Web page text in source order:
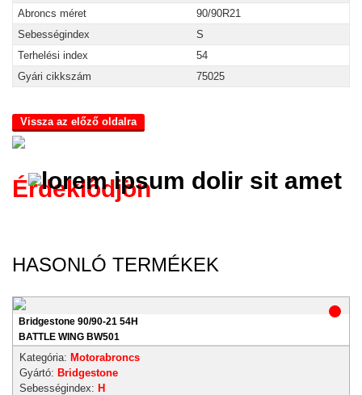
Abroncs méret
90/90R21
Sebességindex
S
Terhelési index
54
Gyári cikkszám
75025
Vissza az előző oldalra
Érdeklődjön
HASONLÓ TERMÉKEK
Bridgestone 90/90-21 54H
BATTLE WING BW501
Kategória: Motorabroncs
Gyártó: Bridgestone
Sebességindex: H